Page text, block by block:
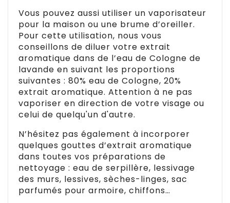
Vous pouvez aussi utiliser un vaporisateur
pour la maison ou une brume d’oreiller.
Pour cette utilisation, nous vous
conseillons de diluer votre extrait
aromatique dans de l’eau de Cologne de
lavande en suivant les proportions
suivantes : 80% eau de Cologne, 20%
extrait aromatique. Attention à ne pas
vaporiser en direction de votre visage ou
celui de quelqu'un d'autre.
N’hésitez pas également à incorporer
quelques gouttes d’extrait aromatique
dans toutes vos préparations de
nettoyage : eau de serpillère, lessivage
des murs, lessives, sèches-linges, sac
parfumés pour armoire, chiffons…